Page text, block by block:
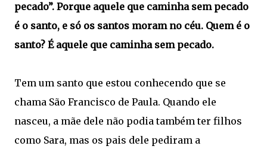
pecado”. Porque aquele que caminha sem pecado
é o santo, e só os santos moram no céu. Quem é o
santo? É aquele que caminha sem pecado.
Tem um santo que estou conhecendo que se
chama São Francisco de Paula. Quando ele
nasceu, a mãe dele não podia também ter filhos
como Sara, mas os pais dele pediram a